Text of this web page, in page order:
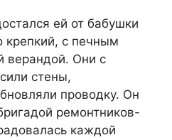
ей от бабушки
с печным
верандой. Они с
стены,
проводку. Он
ремонтников-
каждой